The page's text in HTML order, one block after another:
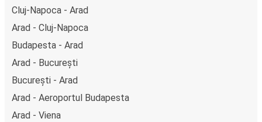
Cluj-Napoca - Arad
Arad - Cluj-Napoca
Budapesta - Arad
Arad - București
București - Arad
Arad - Aeroportul Budapesta
Arad - Viena